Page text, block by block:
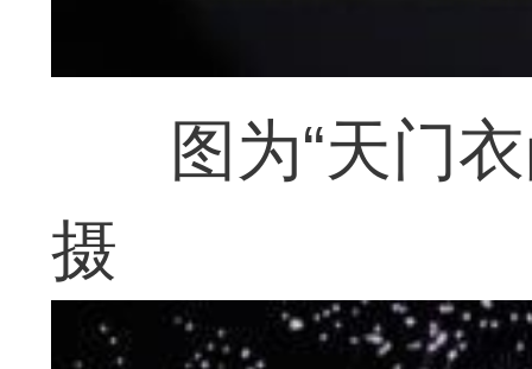
图为“天门
摄